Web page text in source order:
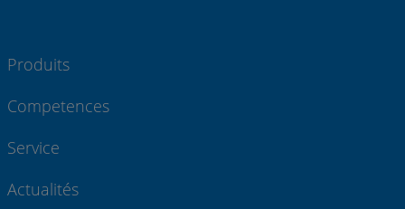
Produits
Competences
Service
Actualités